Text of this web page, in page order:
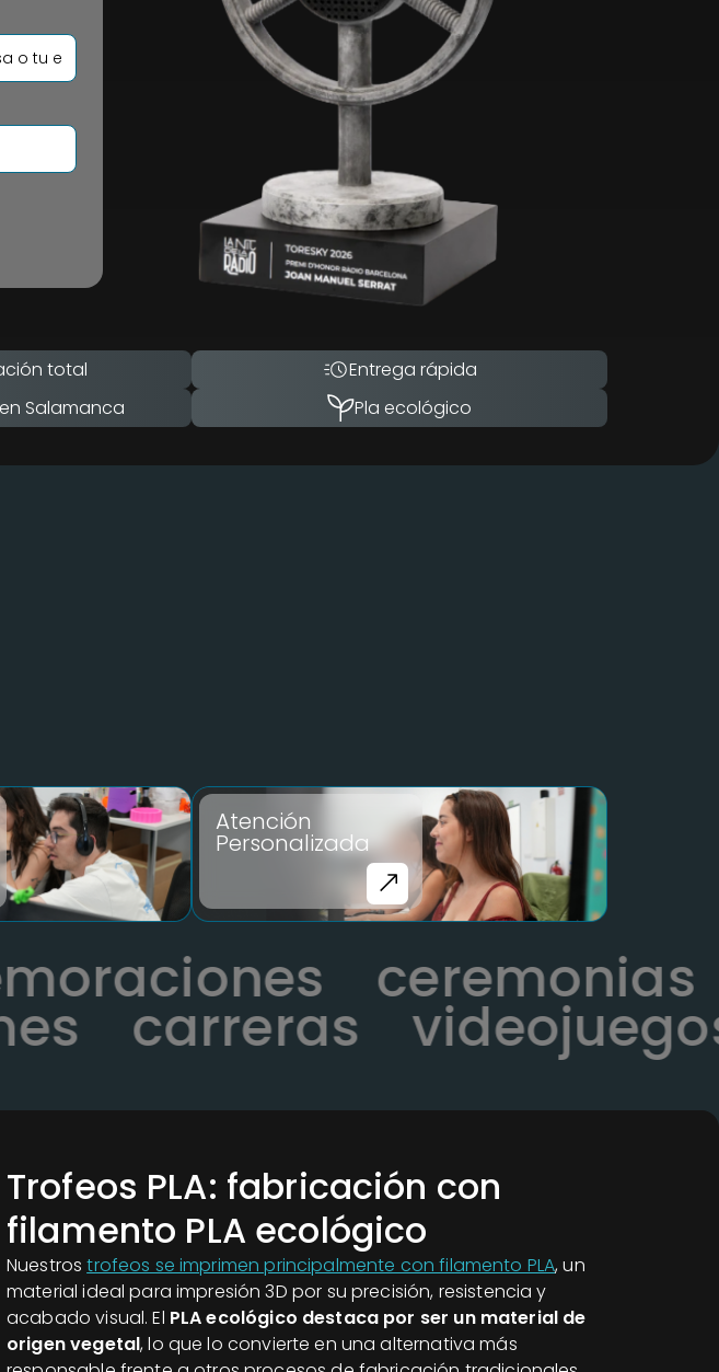
total
Entrega rápida
Salamanca Pla ecológico
Atención
Personalizada
carreras videojuegos
Trofeos PLA: fabricación con
filamento PLA ecológico
Nuestrostrofeos se imprimen principalmente con filamento PLA, un
material ideal para impresión 3D por su precisión, resistencia y
acabado visual. El PLA ecológico destaca por ser un material de
origen vegetal, lo que lo convierte en una alternativa más